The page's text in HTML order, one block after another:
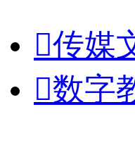
传媒
数字